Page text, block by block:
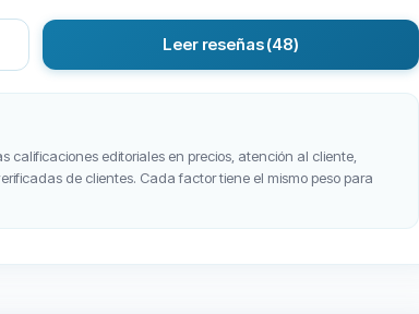
Leer reseñas(48)
calificaciones editoriales en precios, atención al cliente,
de clientes. Cada factor tiene el mismo peso para